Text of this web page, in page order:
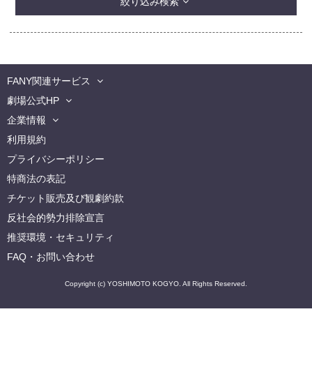
FANY関連サービス
劇場公式HP
企業情報
利用規約
プライバシーポリシー
特商法の表記
チケット販売及び観劇約款
反社会的勢力排除宣言
推奨環境・セキュリティ
FAQ・お問い合わせ
Copyright (c) YOSHIMOTO KOGYO. All Rights Reserved.